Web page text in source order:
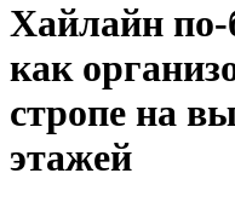
Хайлайн по-
как
стропе на
этажей